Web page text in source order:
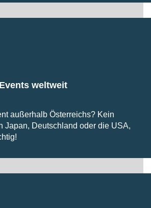
Events weltweit
außerhalb Österreichs? Kein
Japan, Deutschland oder die USA,